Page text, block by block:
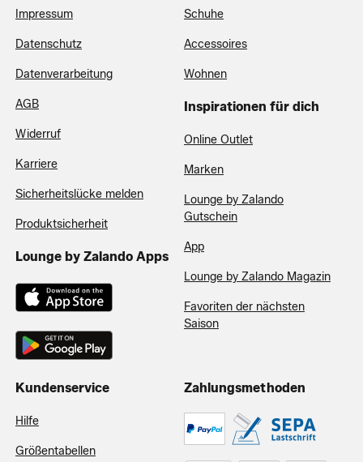
Impressum
Datenschutz
Datenverarbeitung
AGB
Widerruf
Karriere
Sicherheitslücke melden
Produktsicherheit
Lounge by Zalando Apps
Schuhe
Accessoires
Wohnen
Inspirationen für dich
Online Outlet
Marken
Lounge by Zalando
Gutschein
App
Lounge by Zalando Magazin
Favoriten der nächsten
Saison
Kundenservice
Hilfe
Größentabellen
Zahlungsmethoden